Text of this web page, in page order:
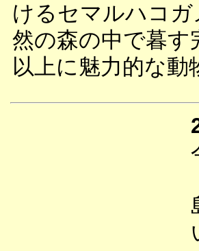
けるセマルハコ
然の森の中で暮す
以上に魅力的な